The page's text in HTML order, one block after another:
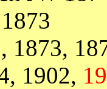
1873,
1902,